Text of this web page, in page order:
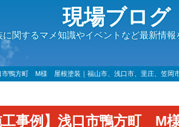
現場ブログ
に関するマメ知識やイベントなど最新情報
市鴨方町 M様 屋根塗装｜福山市、浅口市、里庄、笠岡
工事例】浅口市鴨方町 M